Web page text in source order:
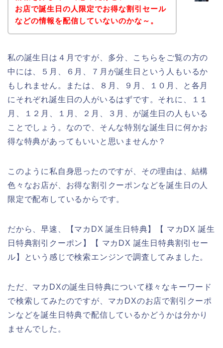
お店で誕生日の人限定でお得な割引セール
などの情報を配信していないのかな～。
私の誕生日は４月ですが、多分、こちらをご覧の方の
中には、５月、６月、７月が誕生日という人もいるか
もしれません。または、８月、９月、１０月、と各月
にそれぞれ誕生日の人がいるはずです。それに、１１
月、１２月、１月、２月、３月、が誕生日の人もいる
ことでしょう。なので、そんな特別な誕生日に何かお
得な特典があってもいいと思いませんか？
このように私自身思ったのですが、その理由は、結構
色々なお店が、お得な割引クーポンなどを誕生日の人
限定で配布しているからです。
だから、早速、【マカDX 誕生日特典】【 マカDX 誕生
日特典割引クーポン】【 マカDX 誕生日特典割引セー
ル】という感じで検索エンジンで調査してみました。
ただ、マカDXの誕生日特典について様々なキーワード
で検索してみたのですが、マカDXのお店で割引クーポ
ンなどを誕生日特典で配信しているかどうかは分かり
ませんでした。